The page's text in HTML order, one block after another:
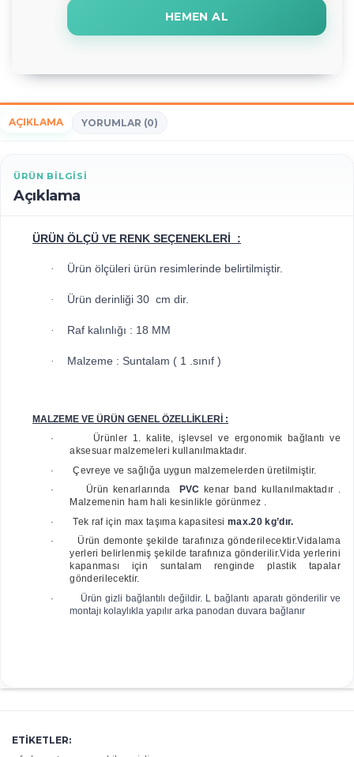
HEMEN AL
AÇIKLAMA YORUMLAR (0)
ÜRÜN BILGISI
Açıklama
ÜRÜN ÖLÇÜ VE RENK SEÇENEKLERİ :
· Ürün ölçüleri ürün resimlerinde belirtilmiştir.
· Ürün derinliği 30 cm dir.
· Raf kalınlığı : 18 MM
· Malzeme : Suntalam ( 1 .sınıf )
MALZEME VE ÜRÜN GENEL ÖZELLİKLERİ :
· Ürünler 1. kalite, işlevsel ve ergonomik bağlantı ve
aksesuar malzemeleri kullanılmaktadır.
·Çevreye ve sağlığa uygun malzemelerden üretilmiştir.
· Ürün kenarlarında PVC kenar band kullanılmaktadır .
Malzemenin ham hali kesinlikle görünmez .
·Tek raf için max taşıma kapasitesi max.20 kg’dır.
· Ürün demonte şekilde tarafınıza gönderilecektir.Vidalama
yerleri belirlenmiş şekilde tarafınıza gönderilir.Vida yerlerini
kapanması için suntalam renginde plastik tapalar
gönderilecektir.
· Ürün gizli bağlantılı değildir. L bağlantı aparatı gönderilir ve
montajı kolaylıkla yapılırarka panodan duvara bağlanır
ETIKETLER: